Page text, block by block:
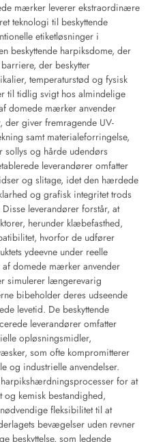
mærker leverer ekstraordinære
teknologi til beskyttende
etiketløsninger i
beskyttende harpiksdome, der
der beskytter
temperaturstød og fysisk
til tidlig svigt hos almindelige
domede mærker anvender
der giver fremragende UV-
samt materialeforringelse,
og hårde udendørs
leverandører omfatter
og slitage, idet den hærdede
og grafisk integritet trods
leverandører forstår, at
herunder klæbefasthed,
hvorfor de udfører
ydeevne under reelle
domede mærker anvender
simulerer længerevarig
bibeholder deres udseende
levetid. De beskyttende
leverandører omfatter
opløsningsmidler,
som ofte kompromitterer
og industrielle anvendelser.
for at
kemisk bestandighed,
fleksibilitet til at
bevægelser uden revner
beskyttelse, som ledende